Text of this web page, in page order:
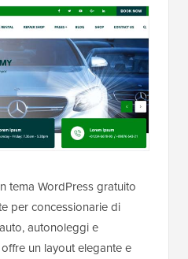
tema WordPress gratuito
per concessionarie di
autonoleggi e
un layout elegante e